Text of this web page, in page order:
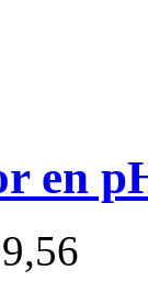
en